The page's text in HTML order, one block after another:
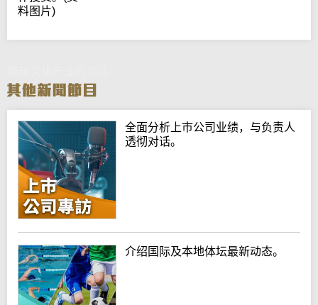
料图片)
全面分析上巿公司业绩，与负责人
透彻对话。
介绍国际及本地体坛最新动态。